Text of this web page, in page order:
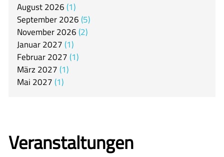
Mensa
Unsere Schulgemeinschaft
Kontakt
🇬🇧
August2026 1
September2026 5
November2026 2
Januar2027 1
Februar2027 1
März 2027 1
Mai 2027 1
Veranstaltungen